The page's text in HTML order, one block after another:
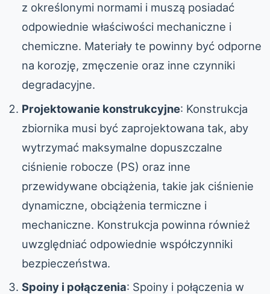
z określonymi normami i muszą posiadać
odpowiednie właściwości mechaniczne i
chemiczne. Materiały te powinny być odporne
na korozję, zmęczenie oraz inne czynniki
degradacyjne.
Projektowanie konstrukcyjne: Konstrukcja
zbiornika musi być zaprojektowana tak, aby
wytrzymać maksymalne dopuszczalne
ciśnienie robocze (PS) oraz inne
przewidywane obciążenia, takie jak ciśnienie
dynamiczne, obciążenia termiczne i
mechaniczne. Konstrukcja powinna również
uwzględniać odpowiednie współczynniki
bezpieczeństwa.
Spoiny i połączenia: Spoiny i połączenia w